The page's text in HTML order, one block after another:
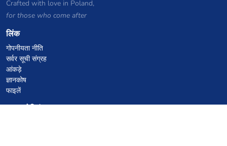
Crafted with love in Poland,
for those who come after
लिंक
गोपनीयता नीति
सर्वर सूची संग्रह
आंकड़े
ज्ञानकोष
फाइलें